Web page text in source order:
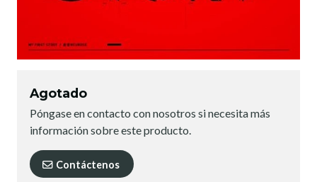
Agotado
Póngase en contacto con nosotros si necesita más
información sobre este producto.
Contáctenos